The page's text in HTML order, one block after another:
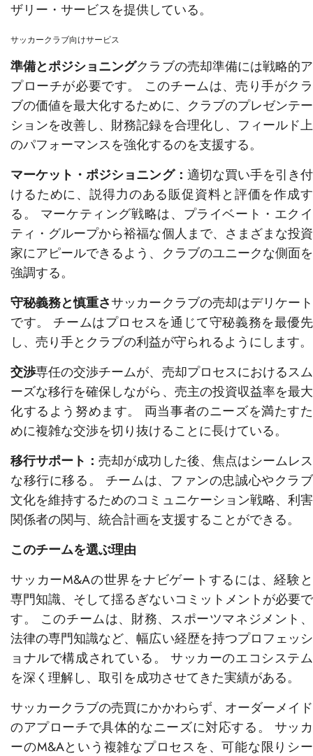
ザリー・サービスを提供している。
サッカークラブ向けサービス
準備とポジショニングクラブの売却準備には戦略的ア
プローチが必要です。 このチームは、売り手がクラ
ブの価値を最大化するために、クラブのプレゼンテー
ションを改善し、財務記録を合理化し、フィールド上
のパフォーマンスを強化するのを支援する。
マーケット・ポジショニング： 適切な買い手を引き付
けるために、説得力のある販促資料と評価を作成す
る。 マーケティング戦略は、プライベート・エクイ
ティ・グループから裕福な個人まで、さまざまな投資
家にアピールできるよう、クラブのユニークな側面を
強調する。
守秘義務と慎重さサッカークラブの売却はデリケート
です。 チームはプロセスを通じて守秘義務を最優先
し、売り手とクラブの利益が守られるようにします。
交渉専任の交渉チームが、売却プロセスにおけるスム
ーズな移行を確保しながら、売主の投資収益率を最大
化するよう努めます。 両当事者のニーズを満たすた
めに複雑な交渉を切り抜けることに長けている。
移行サポート：売却が成功した後、焦点はシームレス
な移行に移る。 チームは、ファンの忠誠心やクラブ
文化を維持するためのコミュニケーション戦略、利害
関係者の関与、統合計画を支援することができる。
このチームを選ぶ理由
サッカーM&Aの世界をナビゲートするには、経験と
専門知識、そして揺るぎないコミットメントが必要で
す。 このチームは、財務、スポーツマネジメント、
法律の専門知識など、幅広い経歴を持つプロフェッシ
ョナルで構成されている。 サッカーのエコシステム
を深く理解し、取引を成功させてきた実績がある。
サッカークラブの売買にかかわらず、オーダーメイド
のアプローチで具体的なニーズに対応する。 サッカ
ーのM&Aという複雑なプロセスを、可能な限りシー